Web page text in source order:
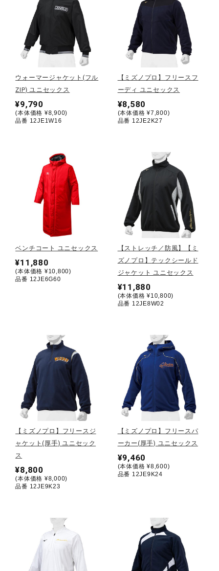
テニス／ソフトテニス
バドミントン
陸上競技
ソフトボール
柔道
ウィンタースポーツ
ワーキング
ライフスタイルグッズ
インナー
寝具／ミズノスリープ
健康／エクササイズ
ジュニア／キッズ
ウォーマージャケット(フル
ZIP) ユニセックス
¥9,790
(本体価格 ¥8,900)
品番 12JE1W16
【ミズノプロ】フリースフ
ーディ ユニセックス
¥8,580
(本体価格 ¥7,800)
品番 12JE2K27
ベンチコート ユニセックス
¥11,880
(本体価格 ¥10,800)
品番 12JE6G60
【ストレッチ／防風】【ミ
ズノプロ】テックシールド
ジャケット ユニセックス
¥11,880
(本体価格 ¥10,800)
品番 12JE8W02
【ミズノプロ】フリースジ
ャケット(厚手) ユニセック
ス
¥8,800
(本体価格 ¥8,000)
品番 12JE9K23
【ミズノプロ】フリースパ
ーカー(厚手) ユニセックス
¥9,460
(本体価格 ¥8,600)
品番 12JE9K24